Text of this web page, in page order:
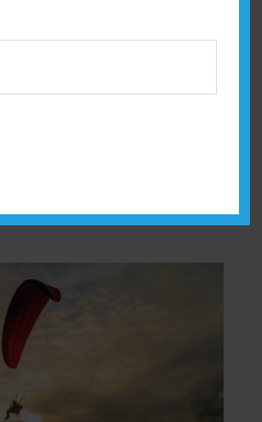
el turismo activo no
Porque aquí, la playa no